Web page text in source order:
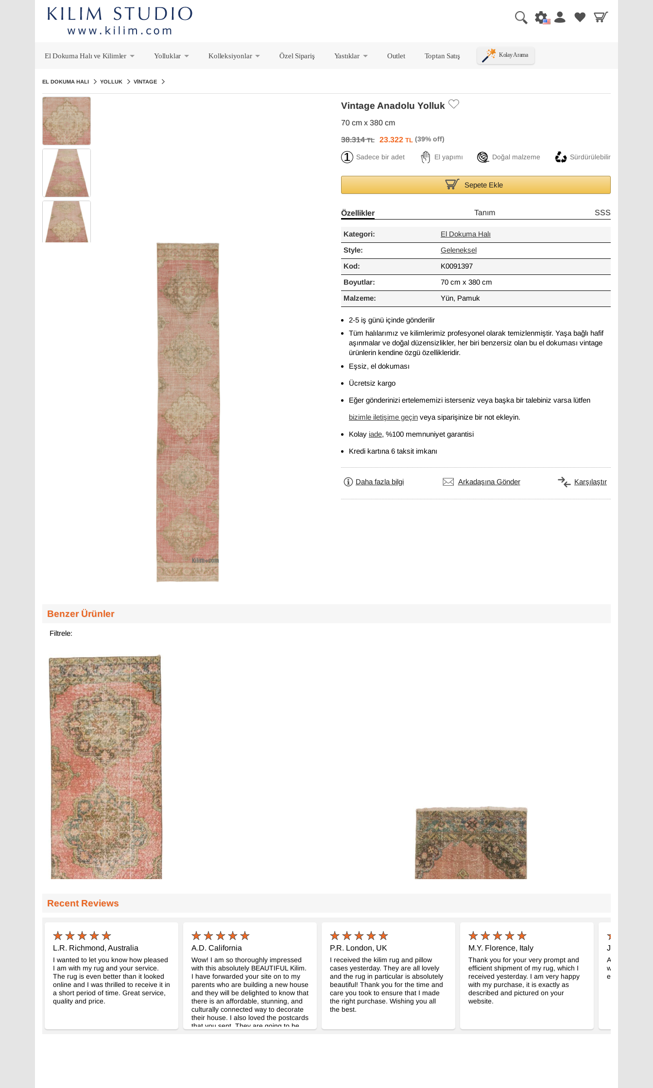
El Dokuma Halı ve Kilimler
Yolluklar
Kolleksiyonlar
Özel Sipariş
Yastıklar Outlet Toptan Satış Kolay Arama
EL DOKUMA HALI YOLLUK VINTAGE
Vintage Anadolu Yolluk
70 cm x 380 cm
38.314TL 23.322 TL
Sadece bir adet El yapımı Doğal malzeme Sürdürülebilir
Sepete Ekle
Özellikler Tanım SSS
Kategori: El Dokuma Halı
Style: Geleneksel
Kod: K0091397
Boyutlar: 70 cm x 380 cm
Malzeme: Yün, Pamuk
2-5 iş günü içinde gönderilir
Tüm halılarımız ve kilimlerimiz profesyonel olarak temizlenmiştir. Yaşa bağlı hafif
aşınmalar ve doğal düzensizlikler, her biri benzersiz olan bu el dokuması vintage
ürünlerin kendine özgü özellikleridir.
Eşsiz, el dokuması
Ücretsiz kargo
Eğer gönderinizi ertelememizi isterseniz veya başka bir talebiniz varsa lütfen
bizimle iletişime geçin veya siparişinize bir not ekleyin.
Kolay iade, %100 memnuniyet garantisi
Kredi kartına 6 taksit imkanı
Daha fazla bilgi Arkadaşına Gönder Karşılaştır
Benzer Ürünler
Filtrele:
Recent Reviews
L.R. Richmond, Australia
I wanted to let you know how pleased
I am with my rug and your service.
The rug is even better than it looked
online and I was thrilled to receive it in
a short period of time. Great service,
quality and price.
A.D. California
Wow! I am so thoroughly impressed
with this absolutely BEAUTIFUL Kilim.
I have forwarded your site on to my
parents who are building a new house
and they will be delighted to know that
there is an affordable, stunning, and
culturally connected way to decorate
their house. I also loved the postcards
that you sent. They are going to be
P.R. London, UK
I received the kilim rug and pillow
cases yesterday. They are all lovely
and the rug in particular is absolutely
beautiful! Thank you for the time and
care you took to ensure that I made
the right purchase. Wishing you all
the best.
M.Y. Florence, Italy
Thank you for your very prompt and
efficient shipment of my rug, which I
received yesterday. I am very happy
with my purchase, it is exactly as
described and pictured on your
website.
J.B. Laguna
Absolutely
what I was
efficient